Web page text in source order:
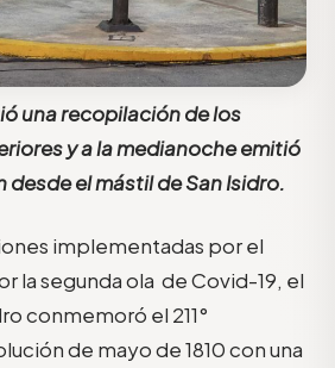
una recopilación de los
y a la medianoche emitió
desde el mástil de San Isidro.
implementadas por el
la segunda ola de Covid-19, el
conmemoró el 211°
de mayo de 1810 con una